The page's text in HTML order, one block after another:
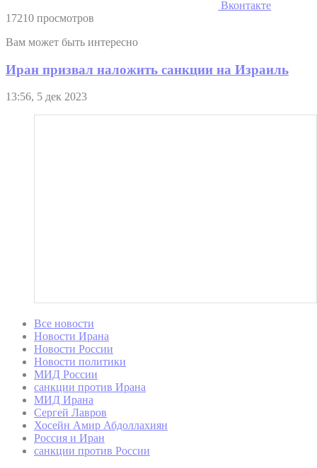
Вконтакте
17210 просмотров
Вам может быть интересно
Иран призвал наложить санкции на Израиль
13:56, 5 дек 2023
Все новости
Новости Ирана
Новости России
Новости политики
МИД России
санкции против Ирана
МИД Ирана
Сергей Лавров
Хосейн Амир Абдоллахиян
Россия и Иран
санкции против России